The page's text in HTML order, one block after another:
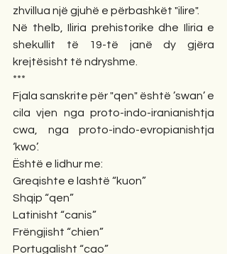
zhvillua një gjuhë e përbashkët "ilire".
Në thelb, Iliria prehistorike dhe Iliria e
shekullit të 19-të janë dy gjëra
krejtësisht të ndryshme.
***
Fjala sanskrite për "qen" është ’swan’ e
cila vjen nga proto-indo-iranianishtja
cwa, nga proto-indo-evropianishtja
‘kwo’.
Është e lidhur me:
Greqishte e lashtë “kuon”
Shqip “qen”
Latinisht “canis”
Frëngjisht “chien”
Portugalisht “cao”